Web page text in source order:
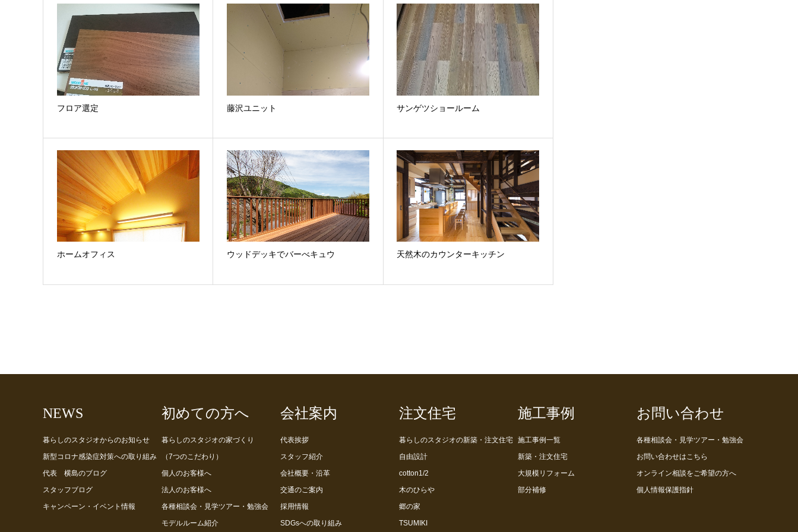
フロア選定 藤沢ユニット サンゲツショールーム
ホームオフィス ウッドデッキでバーべキュウ 天然木のカウンターキッチン
NEWS
暮らしのスタジオからのお知らせ
新型コロナ感染症対策への取り組み
代表 横島のブログ
スタッフブログ
キャンペーン・イベント情報
初めての方へ
暮らしのスタジオの家づくり
（7つのこだわり）
個人のお客様へ
法人のお客様へ
各種相談会・見学ツアー・勉強会
モデルルーム紹介
会社案内
代表挨拶
スタッフ紹介
会社概要・沿革
交通のご案内
採用情報
SDGsへの取り組み
注文住宅
暮らしのスタジオの新築・注文住宅
自由設計
cotton1/2
木のひらや
郷の家
TSUMIKI
施工事例
施工事例一覧
新築・注文住宅
大規模リフォーム
部分補修
お問い合わせ
各種相談会・見学ツアー・勉強会
お問い合わせはこちら
オンライン相談をご希望の方へ
個人情報保護指針